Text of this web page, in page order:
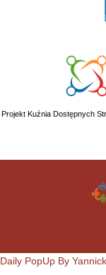
Projekt Kuźnia Dostępnych
Daily PopUp By